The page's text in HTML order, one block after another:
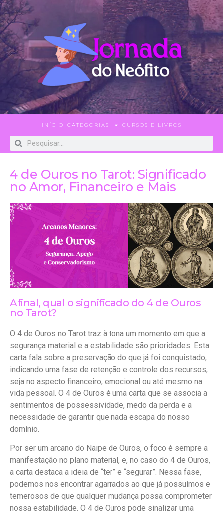
INÍCIO CATEGORIAS CURSOS E LIVROS
4 de Ouros no Tarot: Significado
no Amor, Financeiro e Mais
Afinal, qual o significado do 4 de Ouros
no Tarot?
O 4 de Ouros no Tarot traz à tona um momento em que a
segurança material e a estabilidade são prioridades. Esta
carta fala sobre a preservação do que já foi conquistado,
indicando uma fase de retenção e controle dos recursos,
seja no aspecto financeiro, emocional ou até mesmo na
vida pessoal. O 4 de Ouros é uma carta que se associa a
sentimentos de possessividade, medo da perda e a
necessidade de garantir que nada escapa do nosso
domínio.
Por ser um arcano do Naipe de Ouros, o foco é sempre a
manifestação no plano material, e, no caso do 4 de Ouros,
a carta destaca a ideia de “ter” e “segurar”. Nessa fase,
podemos nos encontrar agarrados ao que já possuímos e
temerosos de que qualquer mudança possa comprometer
nossa estabilidade. O 4 de Ouros pode sinalizar uma